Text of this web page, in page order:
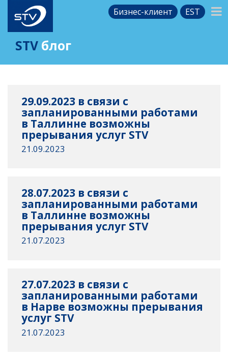
Бизнес-клиент EST
STV блог
29.09.2023 в связи с
запланированными работами
в Таллинне возможны
прерывания услуг STV
21.09.2023
28.07.2023 в связи с
запланированными работами
в Таллинне возможны
прерывания услуг STV
21.07.2023
27.07.2023 в связи с
запланированными работами
в Нарве возможны прерывания
услуг STV
21.07.2023